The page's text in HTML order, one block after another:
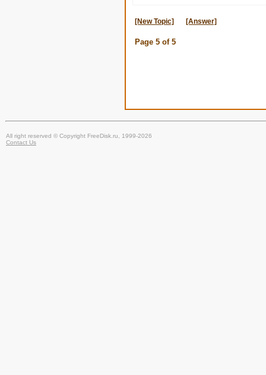
[New Topic] [Answer]
Page 5 of 5
All right reserved © Copyright FreeDisk.ru, 1999-2026
Contact Us